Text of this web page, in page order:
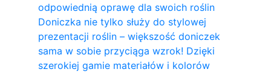
odpowiednią oprawę dla swoich roślin
Doniczka nie tylko służy do stylowej
prezentacji roślin – większość doniczek
sama w sobie przyciąga wzrok! Dzięki
szerokiej gamie materiałów i kolorów